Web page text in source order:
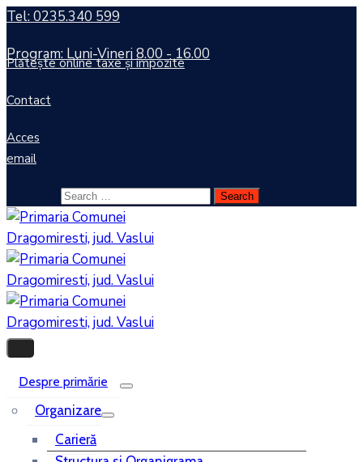
Tel: 0235.340 599
Program: Luni-Vineri 8.00 - 16.00
Plătește online taxe și impozite
Contact
Acces
email
Despre primărie
Organizare
Carieră